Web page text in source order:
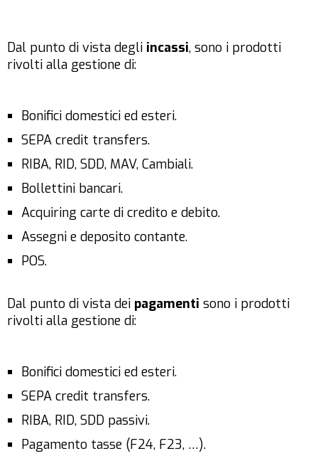
Dal punto di vista degli incassi, sono i prodotti
rivolti alla gestione di:
Bonifici domestici ed esteri.
SEPA credit transfers.
RIBA, RID, SDD, MAV, Cambiali.
Bollettini bancari.
Acquiring carte di credito e debito.
Assegni e deposito contante.
POS.
Dal punto di vista dei pagamenti sono i prodotti
rivolti alla gestione di:
Bonifici domestici ed esteri.
SEPA credit transfers.
RIBA, RID, SDD passivi.
Pagamento tasse (F24, F23, …).